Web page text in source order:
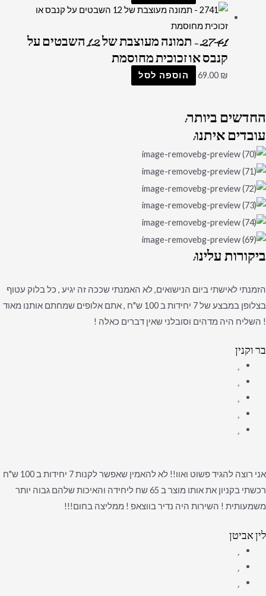
2741 – תמונה מעוצבת של 12 השבטים על
קנבס או זכוכית מחוסמת
69.00 ₪ הוספה לסל
החדשיםביותר:
עובדיםאיתנו:
ביקורותעלינו:
הזמנתי לאישתי ביום הנישואים, לא האמנתי שככה זה יגיע , כל בלוק עטוף
בצלופן במבצע של 7 יחידות ב 100 ש"ח , אתם אלופים שמחתם אותנו מאוד
! השליח היה מדהים וסובלני שאין דברים כאלה !
בר וקנין
אני רוצה להגיד פשוט ואוו!! לא להאמין שאפשר לקנות 7 יחידות ב 100 ש"ח
רכשתי בקניון את אותו מוצר ב 65 שח ליחידה והאיכות שלהם גבוה יותר
משמעותית ! השירות היה נדיר בווצאפ ! ממליצה בחום!!!
לין אביטן